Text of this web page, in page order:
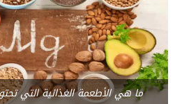
ما هي الأطعمة الغذائية التي